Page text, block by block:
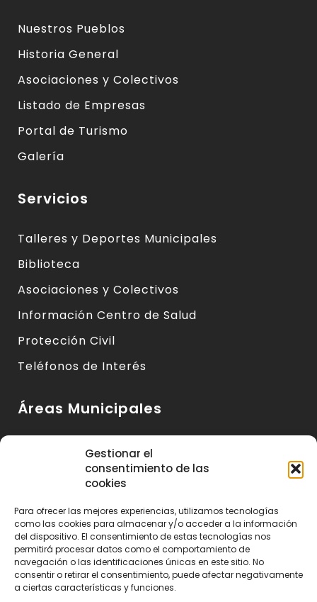
Gestionar el
consentimiento de las
cookies
Para ofrecer las mejores experiencias, utilizamos tecnologías
como las cookies para almacenar y/o acceder a la información
del dispositivo. El consentimiento de estas tecnologías nos
permitirá procesar datos como el comportamiento de
navegación o las identificaciones únicas en este sitio. No
consentir o retirar el consentimiento, puede afectar negativamente
a ciertas características y funciones.
Nuestros Pueblos
Historia General
Asociaciones y Colectivos
Listado de Empresas
Portal de Turismo
Galería
Servicios
Talleres y Deportes Municipales
Biblioteca
Asociaciones y Colectivos
Información Centro de Salud
Protección Civil
Teléfonos de Interés
Áreas Municipales
Urbanismo y Vivienda
Medio Ambiente y Sanidad
Servicios Sociales
Seguridad Ciudadana
Actividad Económica y Consumo